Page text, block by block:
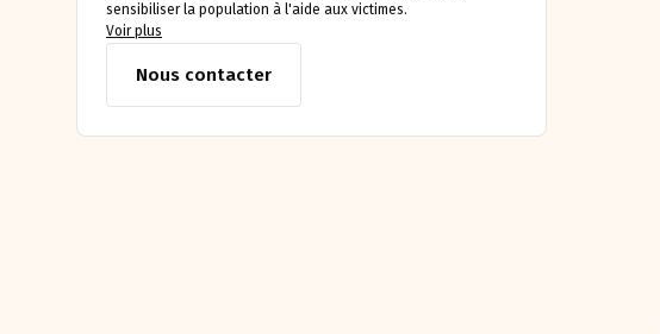
sensibiliser la population à l'aide aux victimes.
Voir plus
Nous contacter